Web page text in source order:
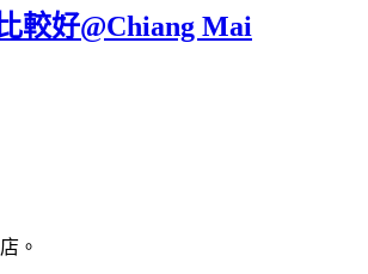
較好@Chiang Mai
。